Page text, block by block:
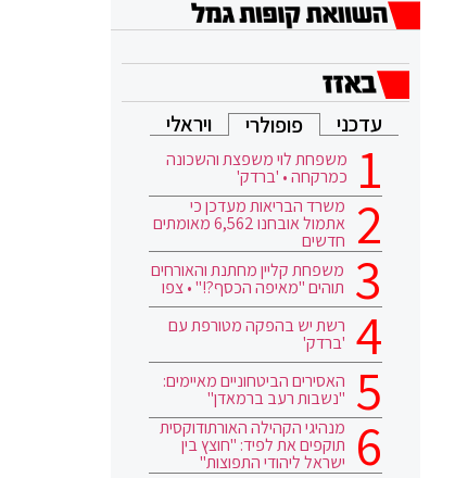
עדכני פופולרי ויראלי
משפחת לוי משפצת והשכונה
כמרקחה • 'ברדק'
משרד הבריאות מעדכן כי
אתמול אובחנו 6,562 מאומתים
חדשים
משפחת קליין מחתנת והאורחים
תוהים "מאיפה הכסף?!" • צפו
רשת יש בהפקה מטורפת עם
'ברדק'
האסירים הביטחוניים מאיימים:
"נשבות רעב ברמאדן"
מנהיגי הקהילה האורתודוקסית
תוקפים את לפיד: "חוצץ בין
ישראל ליהודי התפוצות"